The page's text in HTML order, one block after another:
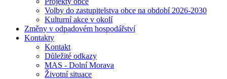
Volby do zastupitelstva obce na období 2026-2030
Kulturní akce v okolí
Změny v odpadovém hospodářství
Kontakty
Kontakt
Důležité odkazy
MAS - Dolní Morava
Životní situace